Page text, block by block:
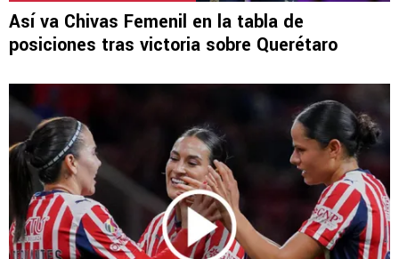
Así va Chivas Femenil en la tabla de
posiciones tras victoria sobre Querétaro